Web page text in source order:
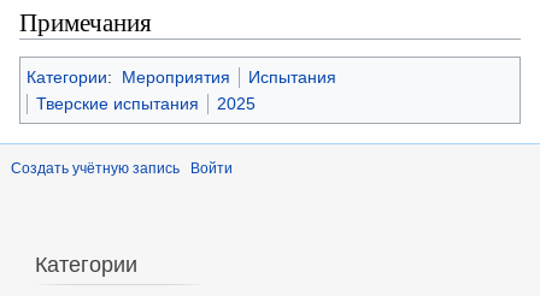
Примечания
Категории: Мероприятия
Испытания
Тверские испытания
2025
Создать учётную запись Войти
Категории